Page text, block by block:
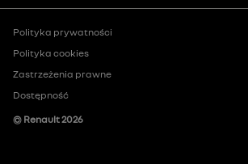
Polityka prywatności
Polityka cookies
Zastrzeżenia prawne
Dostępność
© Renault2026